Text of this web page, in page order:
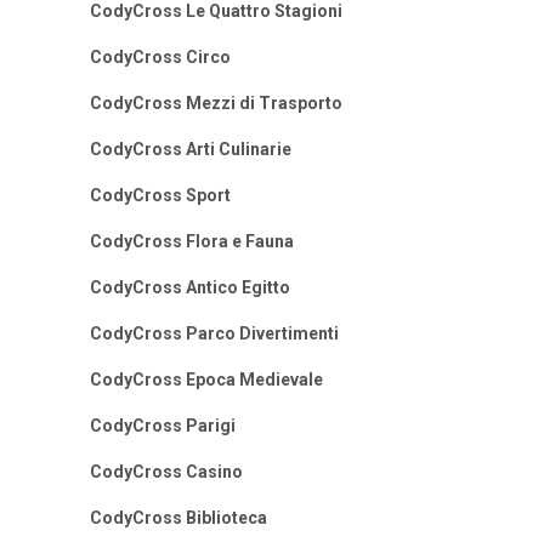
CodyCross Le Quattro Stagioni
CodyCross Circo
CodyCross Mezzi di Trasporto
CodyCross Arti Culinarie
CodyCross Sport
CodyCross Flora e Fauna
CodyCross Antico Egitto
CodyCross Parco Divertimenti
CodyCross Epoca Medievale
CodyCross Parigi
CodyCross Casino
CodyCross Biblioteca